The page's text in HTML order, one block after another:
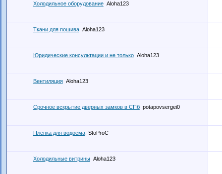
Холодильное оборудование Aloha123
Ткани для пошива Aloha123
Юридические консультации и не только Aloha123
Вентиляция Aloha123
Срочное вскрытие дверных замков в СПб potapovsergei0
Пленка для водоема StoProC
Холодильные витрины Aloha123